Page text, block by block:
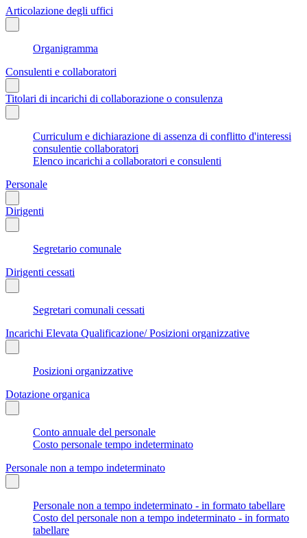
Articolazione degli uffici
Organigramma
Consulenti e collaboratori
Titolari di incarichi di collaborazione o consulenza
Curriculum e dichiarazione di assenza di conflitto d'interessi
consulentie collaboratori
Elenco incarichi a collaboratori e consulenti
Personale
Dirigenti
Segretario comunale
Dirigenti cessati
Segretari comunali cessati
Incarichi Elevata Qualificazione/ Posizioni organizzative
Posizioni organizzative
Dotazione organica
Conto annuale del personale
Costo personale tempo indeterminato
Personale non a tempo indeterminato
Personale non a tempo indeterminato - in formato tabellare
Costo del personale non a tempo indeterminato - in formato
tabellare